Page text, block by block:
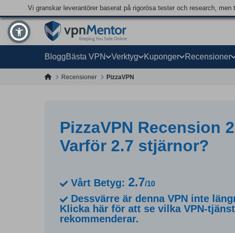
Vi granskar leverantörer baserat på rigorösa tester och research,
BloggBästa VPN Verktyg Kuponger Recensioner
Recensioner PizzaVPN
PizzaVPN Recension
Varför 2.7 stjärnor?
Vårt Betyg: 2.7/10
Dessvärre är denna VPN inte
Klicka här för att se vilka VPN-
rekommenderar.